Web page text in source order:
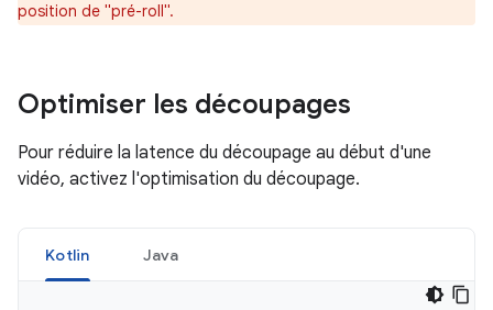
position de "pré-roll".
Optimiser les découpages
Pour réduire la latence du découpage au début d'une
vidéo, activez l'optimisation du découpage.
Kotlin Java